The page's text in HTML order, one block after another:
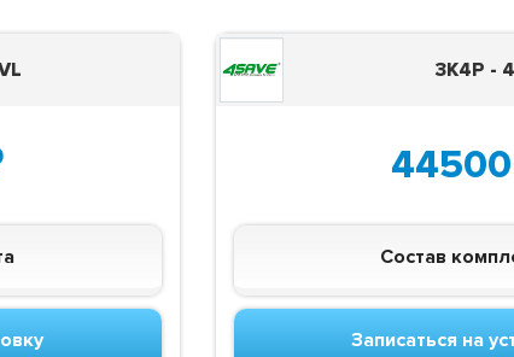
3K4P -
44500
Состав
Записаться на